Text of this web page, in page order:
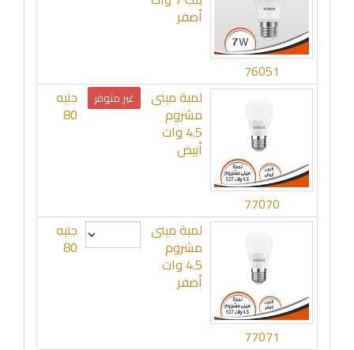
76051
أصفر
77070
لمبة مينى
مشروم
4.5 وات
أبيض
غير متوفر جنيه
80
77071
لمبة مينى
مشروم
4.5 وات
أصفر
جنيه
80